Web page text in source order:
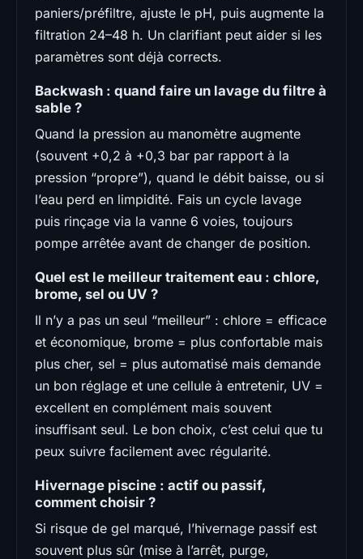
paniers/préfiltre, ajuste le pH, puis augmente la
filtration 24–48 h. Un clarifiant peut aider si les
paramètres sont déjà corrects.
Backwash : quand faire un lavage du filtre à
sable ?
Quand la pression au manomètre augmente
(souvent +0,2 à +0,3 bar par rapport à la
pression “propre”), quand le débit baisse, ou si
l’eau perd en limpidité. Fais un cycle lavage
puis rinçage via la vanne 6 voies, toujours
pompe arrêtée avant de changer de position.
Quel est le meilleur traitement eau : chlore,
brome, sel ou UV ?
Il n’y a pas un seul “meilleur” : chlore = efficace
et économique, brome = plus confortable mais
plus cher, sel = plus automatisé mais demande
un bon réglage et une cellule à entretenir, UV =
excellent en complément mais souvent
insuffisant seul. Le bon choix, c’est celui que tu
peux suivre facilement avec régularité.
Hivernage piscine : actif ou passif,
comment choisir ?
Si risque de gel marqué, l’hivernage passif est
souvent plus sûr (mise à l’arrêt, purge,